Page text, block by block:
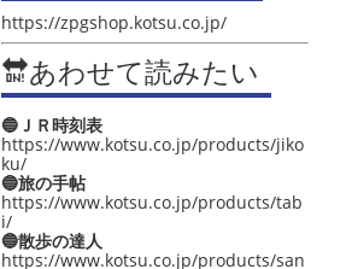
https://zpgshop.kotsu.co.jp/
🔛あわせて読みたい
🔵ＪＲ時刻表
https://www.kotsu.co.jp/products/jiko
ku/
🔵旅の手帖
https://www.kotsu.co.jp/products/tab
i/
🔵散歩の達人
https://www.kotsu.co.jp/products/san